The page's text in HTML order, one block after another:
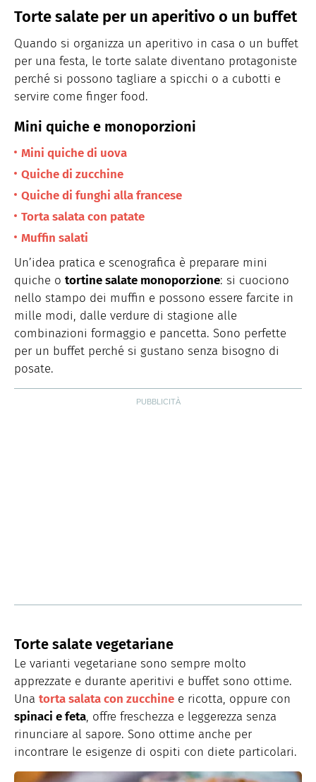
Torte salate per un aperitivo o un buffet
Quando si organizza un aperitivo in casa o un buffet
per una festa, le torte salate diventano protagoniste
perché si possono tagliare a spicchi o a cubotti e
servire come finger food.
Mini quiche e monoporzioni
Mini quiche di uova
Quiche di zucchine
Quiche di funghi alla francese
Torta salata con patate
Muffin salati
Un’idea pratica e scenografica è preparare mini
quiche o tortine salate monoporzione: si cuociono
nello stampo dei muffin e possono essere farcite in
mille modi, dalle verdure di stagione alle
combinazioni formaggio e pancetta. Sono perfette
per un buffet perché si gustano senza bisogno di
posate.
Torte salate vegetariane
Le varianti vegetariane sono sempre molto
apprezzate e durante aperitivi e buffet sono ottime.
Una torta salata con zucchine e ricotta, oppure con
spinaci e feta, offre freschezza e leggerezza senza
rinunciare al sapore. Sono ottime anche per
incontrare le esigenze di ospiti con diete particolari.